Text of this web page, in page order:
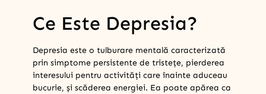
Ce Este Depresia?
Depresia este o tulburare mentală caracterizată
prin simptome persistente de tristețe, pierderea
interesului pentru activități care înainte aduceau
bucurie, și scăderea energiei. Ea poate apărea ca